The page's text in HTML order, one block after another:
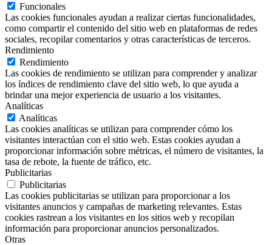
Funcionales
Las cookies funcionales ayudan a realizar ciertas funcionalidades,
como compartir el contenido del sitio web en plataformas de redes
sociales, recopilar comentarios y otras características de terceros.
Rendimiento
Rendimiento
Las cookies de rendimiento se utilizan para comprender y analizar
los índices de rendimiento clave del sitio web, lo que ayuda a
brindar una mejor experiencia de usuario a los visitantes.
Analíticas
Analíticas
Las cookies analíticas se utilizan para comprender cómo los
visitantes interactúan con el sitio web. Estas cookies ayudan a
proporcionar información sobre métricas, el número de visitantes, la
tasa de rebote, la fuente de tráfico, etc.
Publicitarias
Publicitarias
Las cookies publicitarias se utilizan para proporcionar a los
visitantes anuncios y campañas de marketing relevantes. Estas
cookies rastrean a los visitantes en los sitios web y recopilan
información para proporcionar anuncios personalizados.
Otras